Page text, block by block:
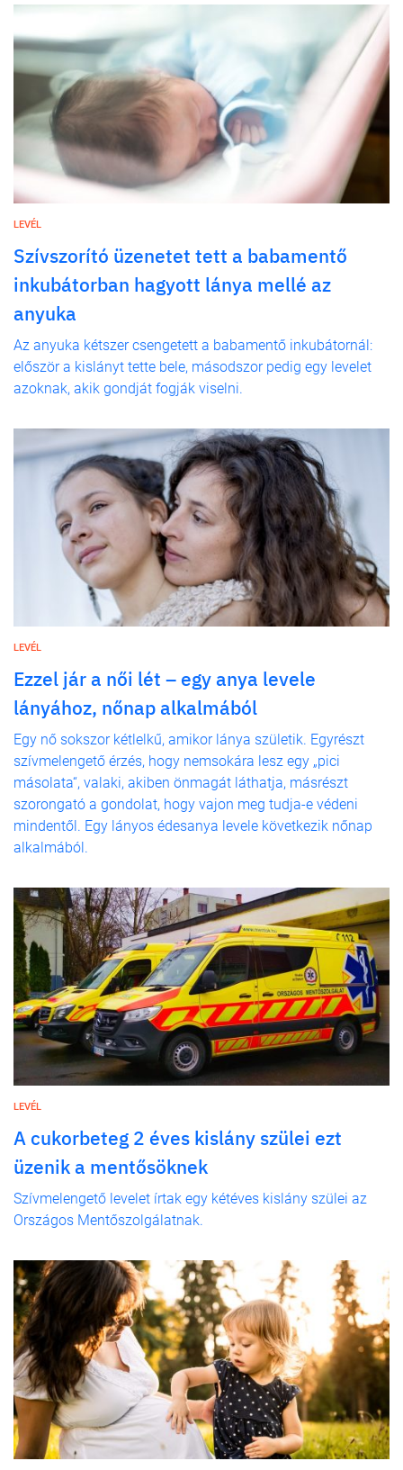
LEVÉL
Szívszorító üzenetet tett a babamentő
inkubátorban hagyott lánya mellé az
anyuka
Az anyuka kétszer csengetett a babamentő inkubátornál:
először a kislányt tette bele, másodszor pedig egy levelet
azoknak, akik gondját fogják viselni.
LEVÉL
Ezzel jár a női lét – egy anya levele
lányához, nőnap alkalmából
Egy nő sokszor kétlelkű, amikor lánya születik. Egyrészt
szívmelengető érzés, hogy nemsokára lesz egy „pici
másolata“, valaki, akiben önmagát láthatja, másrészt
szorongató a gondolat, hogy vajon meg tudja-e védeni
mindentől. Egy lányos édesanya levele következik nőnap
alkalmából.
LEVÉL
A cukorbeteg 2 éves kislány szülei ezt
üzenik a mentősöknek
Szívmelengető levelet írtak egy kétéves kislány szülei az
Országos Mentőszolgálatnak.